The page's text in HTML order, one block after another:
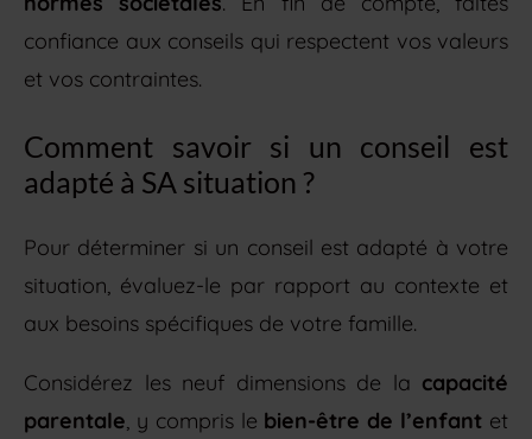
confiance aux conseils qui respectent vos valeurs
et vos contraintes.
Comment savoir si un conseil est
adapté à SA situation ?
Pour déterminer si un conseil est adapté à votre
situation, évaluez-le par rapport au contexte et
aux besoins spécifiques de votre famille.
Considérez les neuf dimensions de la capacité
parentale, y compris le bien-être de l’enfant et